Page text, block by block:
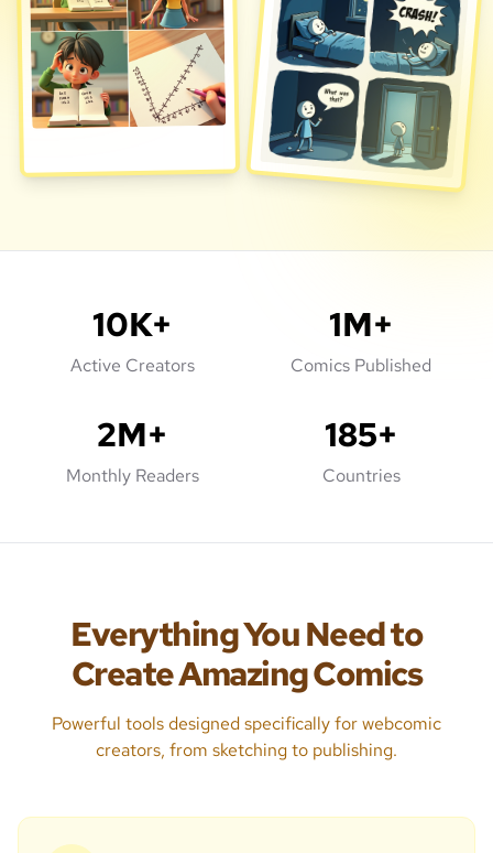
10K+
Active Creators
1M+
Comics Published
2M+
Monthly Readers
185+
Countries
Everything You Need to
Create Amazing Comics
Powerful tools designed specifically for webcomic
creators, from sketching to publishing.